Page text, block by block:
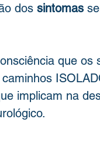
dos sintomas
que os
implicam na